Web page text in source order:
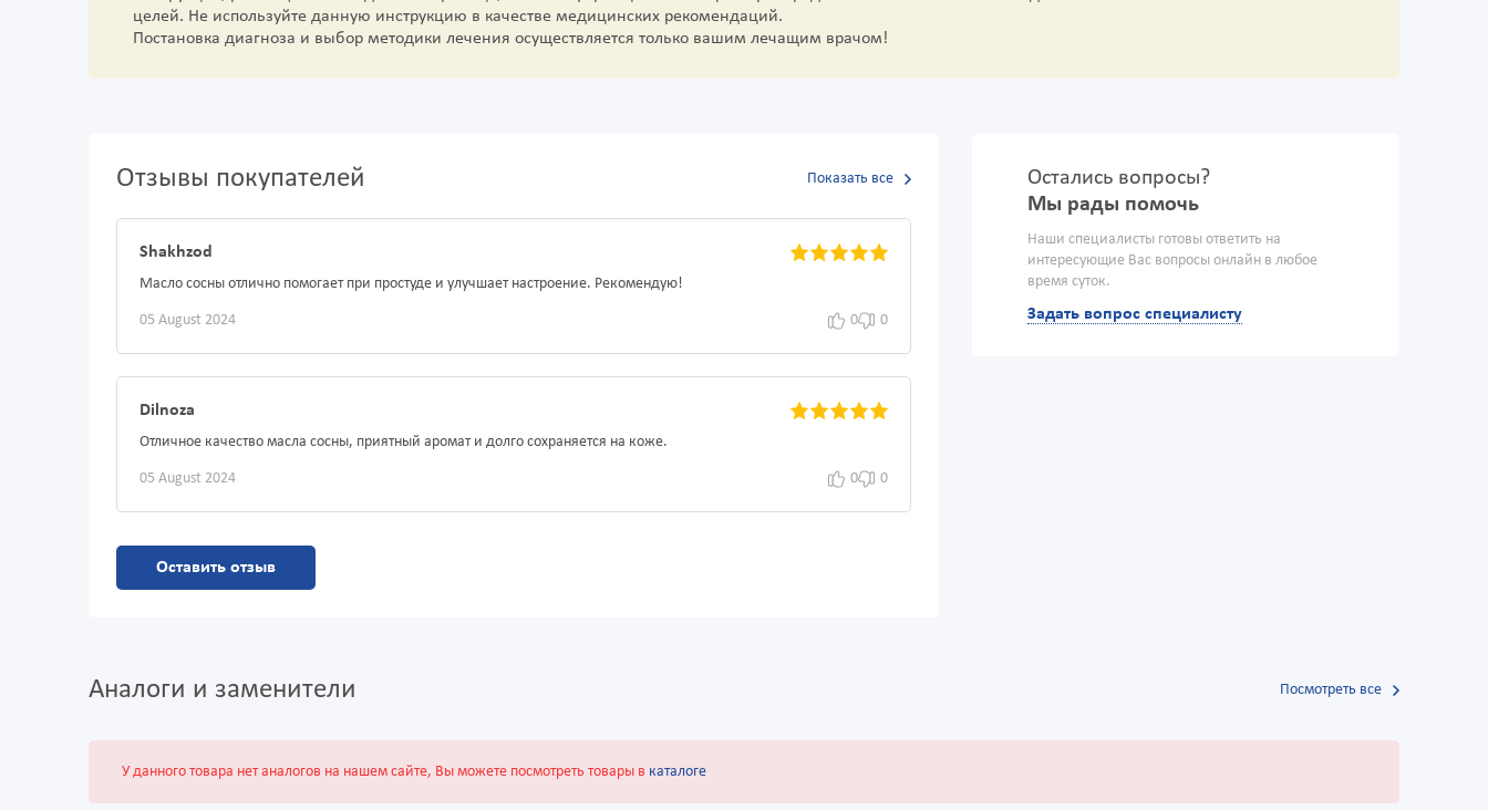
целей. Не используйте данную инструкцию в качестве медицинских рекомендаций.
Постановка диагноза и выбор методики лечения осуществляется только вашим лечащим врачом!
Отзывы покупателей Показать все
Shakhzod
Масло сосны отлично помогает при простуде и улучшает настроение. Рекомендую!
05 August 2024 0 0
Dilnoza
Отличное качество масла сосны, приятный аромат и долго сохраняется на коже.
05 August 2024 0 0
Оставить отзыв
Остались вопросы?
Мы рады помочь
Наши специалисты готовы ответить на
интересующие Вас вопросы онлайн в любое
время суток.
Задать вопрос специалисту
Аналоги и заменители Посмотреть все
У данного товара нет аналогов на нашем сайте, Вы можете посмотреть товары в каталоге